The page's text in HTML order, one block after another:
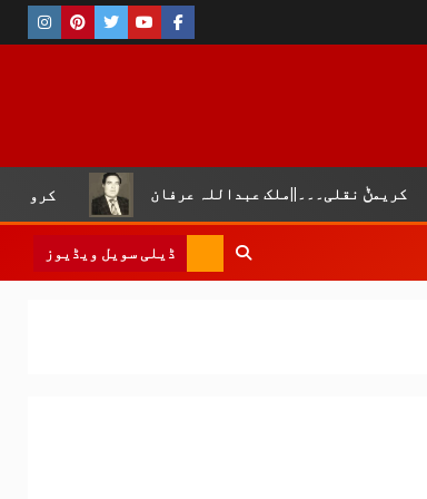
کروڑ لال عیسن عبداللہ عرفان
ڈیلی سویل ویڈیوز